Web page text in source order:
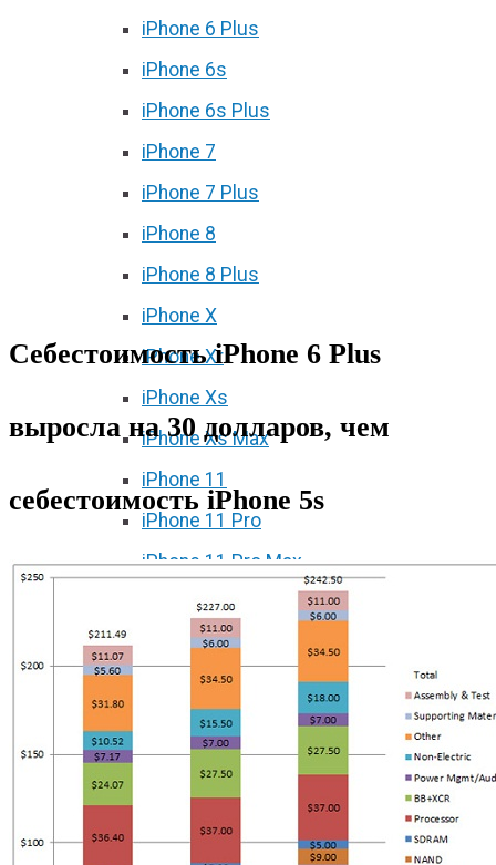
iPhone 6 Plus
iPhone 6s
iPhone 6s Plus
iPhone 7
iPhone 7 Plus
iPhone 8
iPhone 8 Plus
iPhone X
iPhone Xr
iPhone Xs
iPhone Xs Max
iPhone 11
iPhone 11 Pro
iPhone 11 Pro Max
iPhone 12 mini
iPhone 12
iPhone 12 Pro
iPhone 12 Pro Max
Ремонт iPad
iPad 3/4
Себестоимость iPhone 6 Plus
выросла на 30 долларов, чем
себестоимость iPhone 5s